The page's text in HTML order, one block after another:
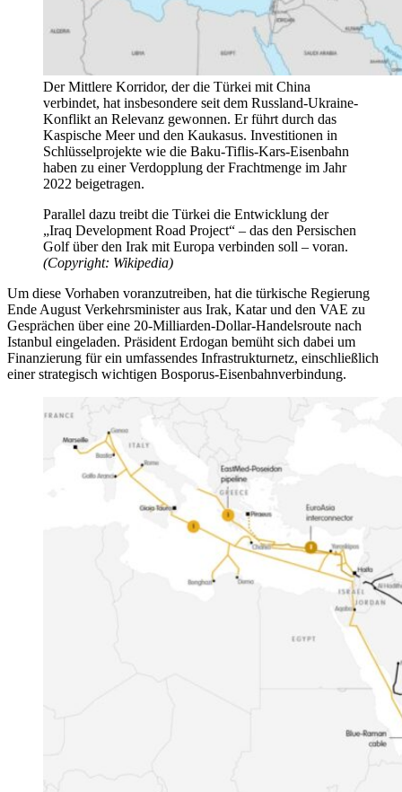
Der Mittlere Korridor, der die Türkei mit China
verbindet, hat insbesondere seit dem Russland-Ukraine-
Konflikt an Relevanz gewonnen. Er führt durch das
Kaspische Meer und den Kaukasus. Investitionen in
Schlüsselprojekte wie die Baku-Tiflis-Kars-Eisenbahn
haben zu einer Verdopplung der Frachtmenge im Jahr
2022 beigetragen.
Parallel dazu treibt die Türkei die Entwicklung der
„Iraq Development Road Project“ – das den Persischen
Golf über den Irak mit Europa verbinden soll – voran.
(Copyright: Wikipedia)
Um diese Vorhaben voranzutreiben, hat die türkische Regierung
Ende August Verkehrsminister aus Irak, Katar und den VAE zu
Gesprächen über eine 20-Milliarden-Dollar-Handelsroute nach
Istanbul eingeladen. Präsident Erdogan bemüht sich dabei um
Finanzierung für ein umfassendes Infrastrukturnetz, einschließlich
einer strategisch wichtigen Bosporus-Eisenbahnverbindung.